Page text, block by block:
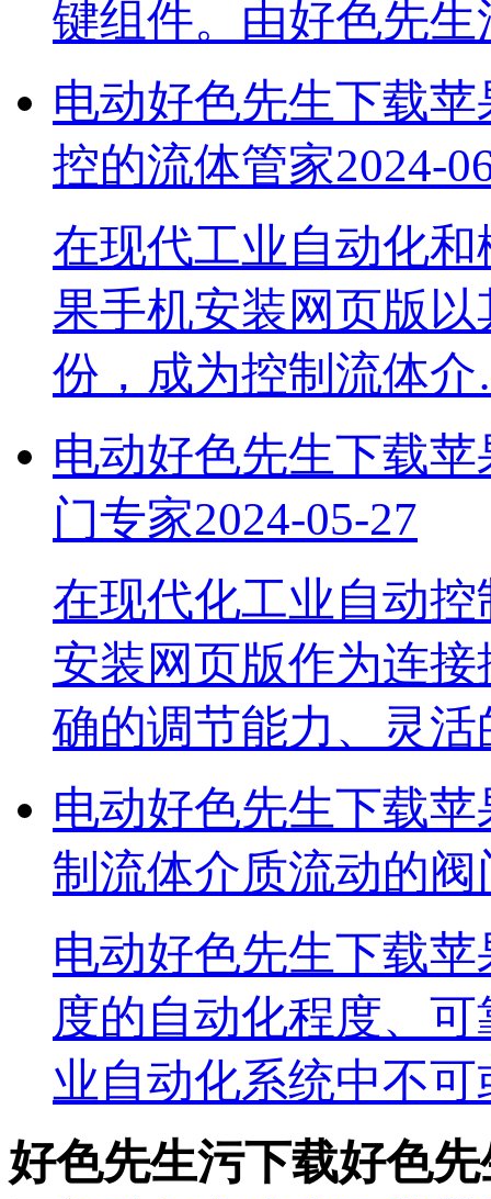
键组件。由好色先
电动好色先生下载苹
控的流体管家2024-
在现代工业自动化和
果手机安装网页版以
份，成为控制流体
电动好色先生下载苹
门专家2024-05-27
在现代化工业自动控
安装网页版作为连接
确的调节能力、灵
电动好色先生下载
制流体介质流动的阀
电动好色先生下载苹
度的自动化程度
业自动化系统中不
好色先生污下载好色